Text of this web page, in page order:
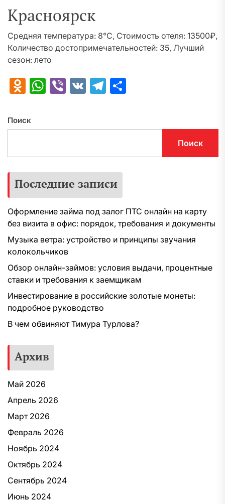
Красноярск
Средняя температура: 8°C, Стоимость отеля: 13500₽,
Количество достопримечательностей: 35, Лучший
сезон: лето
Odnoklassniki
WhatsApp
Viber
VK Telegram
Поиск
Поиск
Последние записи
Оформление займа под залог ПТС онлайн на карту
без визита в офис: порядок, требования и документы
Музыка ветра: устройство и принципы звучания
колокольчиков
Обзор онлайн-займов: условия выдачи, процентные
ставки и требования к заемщикам
Инвестирование в российские золотые монеты:
подробное руководство
В чем обвиняют Тимура Турлова?
Архив
Май 2026
Апрель 2026
Март 2026
Февраль 2026
Ноябрь 2024
Октябрь 2024
Сентябрь 2024
Июнь 2024